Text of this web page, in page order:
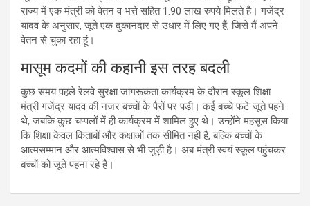
राज्य में एक मंत्री को वेतन व भत्ते सहित 1.90 लाख रुपये मिलते है। गजेंद्र
यादव के अनुसार, जूते एक दुकानदार से उधार में लिए गए हैं, जिसे मैं अपने
वेतन से चुका रहा हूं।
मासूम कदमों की कहानी इस तरह बदली
कुछ समय पहले रेलवे सुरक्षा जागरूकता कार्यक्रम के दौरान स्कूल शिक्षा
मंत्री गजेंद्र यादव की नजर बच्चों के पैरों पर पड़ी। कई बच्चे फटे जूते पहने
थे, जबकि कुछ चप्पलों में ही कार्यक्रम में शामिल हुए थे। उन्होंने महसूस किया
कि शिक्षा केवल किताबों और कक्षाओं तक सीमित नहीं है, बल्कि बच्चों के
आत्मसम्मान और आत्मविश्वास से भी जुड़ी है। अब मंत्री स्वयं स्कूल पहुंचकर
बच्चों को जूते पहना रहे हैं।